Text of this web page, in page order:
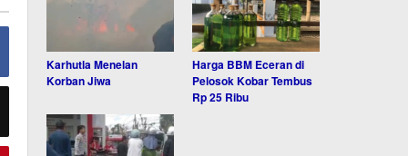
Karhutla Menelan
Korban Jiwa
Harga BBM Eceran di
Pelosok Kobar Tembus
Rp 25 Ribu